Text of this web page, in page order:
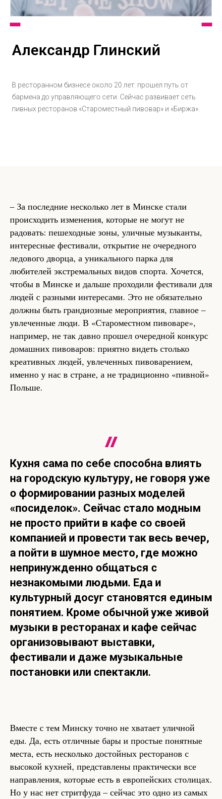
Александр Глинский
В ресторанном бизнесе около 20 лет: прошел путь от
бармена до управляющего сети. Сейчас развивает сеть
пивных ресторанов «Староместный пивовар» и «Биржа».
– За последние несколько лет в Минске стали
происходить изменения, которые не могут не
радовать: пешеходные зоны, уличные музыканты,
интересные фестивали, открытие не очередного
ледового дворца, а уникального парка для
любителей экстремальных видов спорта. Хочется,
чтобы в Минске и дальше проходили фестивали для
людей с разными интересами. Это не обязательно
должны быть грандиозные мероприятия, главное –
увлеченные люди. В «Староместном пивоваре»,
например, не так давно прошел очередной конкурс
домашних пивоваров: приятно видеть столько
креативных людей, увлеченных пивоварением,
именно у нас в стране, а не традиционно «пивной»
Польше.
Кухня сама по себе способна влиять
на городскую культуру, не говоря уже
о формировании разных моделей
«посиделок». Сейчас стало модным
не просто прийти в кафе со своей
компанией и провести так весь вечер,
а пойти в шумное место, где можно
непринужденно общаться с
незнакомыми людьми. Еда и
культурный досуг становятся единым
понятием. Кроме обычной уже живой
музыки в ресторанах и кафе сейчас
организовывают выставки,
фестивали и даже музыкальные
постановки или спектакли.
Вместе с тем Минску точно не хватает уличной
еды. Да, есть отличные бары и простые понятные
места, есть несколько достойных ресторанов с
высокой кухней, представлены практически все
направления, которые есть в европейских столицах.
Но у нас нет стритфуда – сейчас это одно из самых